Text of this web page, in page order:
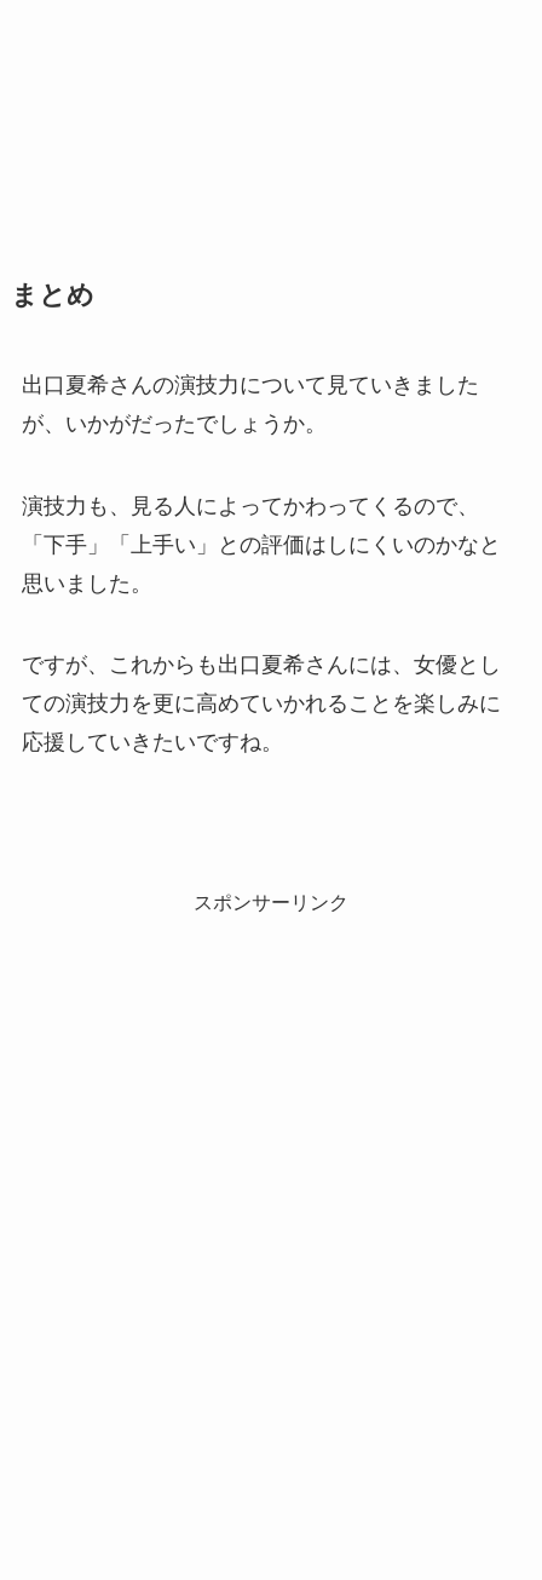
まとめ
出口夏希さんの演技力について見ていきました
が、いかがだったでしょうか。
演技力も、見る人によってかわってくるので、
「下手」「上手い」との評価はしにくいのかなと
思いました。
ですが、これからも出口夏希さんには、女優とし
ての演技力を更に高めていかれることを楽しみに
応援していきたいですね。
スポンサーリンク